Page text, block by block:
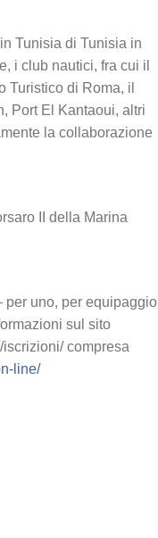
Tunisia di Tunisia in
i club nautici, fra cui il
Turistico di Roma, il
Port El Kantaoui, altri
la collaborazione
II della Marina
per uno, per equipaggio
sul sito
compresa
line/